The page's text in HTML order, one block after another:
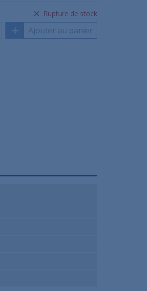
Rupture de stock
Ajouter au panier